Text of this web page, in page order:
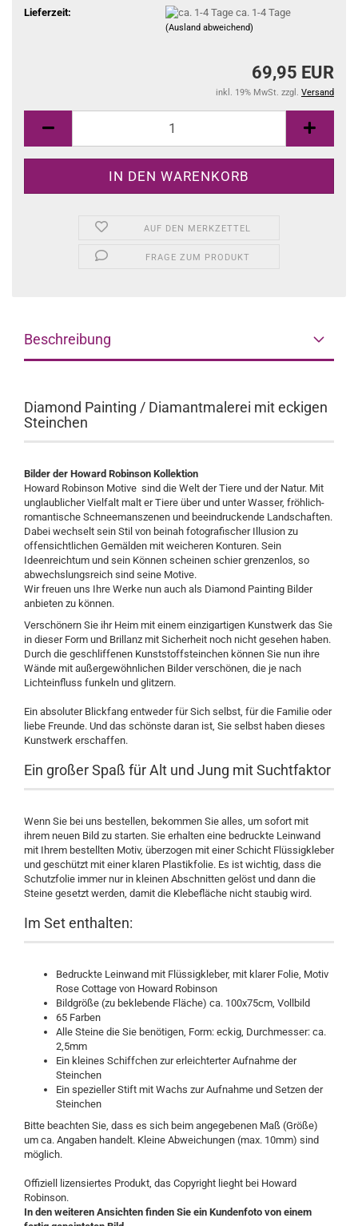
Lieferzeit:
ca. 1-4 Tage
(Ausland abweichend)
69,95 EUR
inkl. 19% MwSt. zzgl. Versand
AUF DEN MERKZETTEL
FRAGE ZUM PRODUKT
Beschreibung
Diamond Painting / Diamantmalerei mit eckigen
Steinchen
Bilder der Howard Robinson Kollektion
Howard Robinson Motive sind die Welt der Tiere und der Natur. Mit
unglaublicher Vielfalt malt er Tiere über und unter Wasser, fröhlich-
romantische Schneemanszenen und beeindruckende Landschaften.
Dabei wechselt sein Stil von beinah fotografischer Illusion zu
offensichtlichen Gemälden mit weicheren Konturen. Sein
Ideenreichtum und sein Können scheinen schier grenzenlos, so
abwechslungsreich sind seine Motive.
Wir freuen uns Ihre Werke nun auch als Diamond Painting Bilder
anbieten zu können.
Verschönern Sie ihr Heim mit einem einzigartigen Kunstwerk das Sie
in dieser Form und Brillanz mit Sicherheit noch nicht gesehen haben.
Durch die geschliffenen Kunststoffsteinchen können Sie nun ihre
Wände mit außergewöhnlichen Bilder verschönen, die je nach
Lichteinfluss funkeln und glitzern.
Ein absoluter Blickfang entweder für Sich selbst, für die Familie oder
liebe Freunde. Und das schönste daran ist, Sie selbst haben dieses
Kunstwerk erschaffen.
Ein großer Spaß für Alt und Jung mit Suchtfaktor
Wenn Sie bei uns bestellen, bekommen Sie alles, um sofort mit
ihrem neuen Bild zu starten. Sie erhalten eine bedruckte Leinwand
mit Ihrem bestellten Motiv, überzogen mit einer Schicht Flüssigkleber
und geschützt mit einer klaren Plastikfolie. Es ist wichtig, dass die
Schutzfolie immer nur in kleinen Abschnitten gelöst und dann die
Steine gesetzt werden, damit die Klebefläche nicht staubig wird.
Im Set enthalten:
Bedruckte Leinwand mit Flüssigkleber, mit klarer Folie , Motiv
Rose Cottage von Howard Robinson
Bildgröße (zu beklebende Fläche) ca. 100x75cm, Vollbild
65 Farben
Alle Steine die Sie benötigen, Form: eckig, Durchmesser: ca.
2,5mm
Ein kleines Schiffchen zur erleichterter Aufnahme der
Steinchen
Ein spezieller Stift mit Wachs zur Aufnahme und Setzen der
Steinchen
Bitte beachten Sie, dass es sich beim angegebenen Maß (Größe)
um ca. Angaben handelt. Kleine Abweichungen (max. 10mm) sind
möglich.
Offiziell lizensiertes Produkt, das Copyright lieght bei Howard
Robinson.
​In den weiteren Ansichten finden Sie ein Kundenfoto von einem